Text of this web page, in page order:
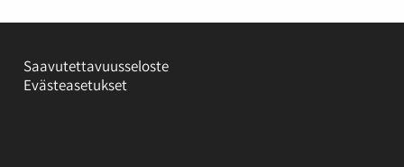
Saavutettavuusseloste
Evästeasetukset